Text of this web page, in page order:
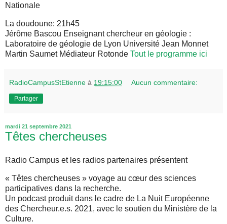
Nationale
La doudoune: 21h45
Jérôme Bascou Enseignant chercheur en géologie :
Laboratoire de géologie de Lyon Université Jean Monnet
Martin Saumet Médiateur Rotonde Tout le programme ici
RadioCampusStEtienne à 19:15:00 Aucun commentaire:
Partager
mardi 21 septembre 2021
Têtes chercheuses
Radio Campus et les radios partenaires présentent
« Têtes chercheuses » voyage au cœur des sciences
participatives dans la recherche.
Un podcast produit dans le cadre de La Nuit Européenne
des Chercheur.e.s. 2021, avec le soutien du Ministère de la
Culture.